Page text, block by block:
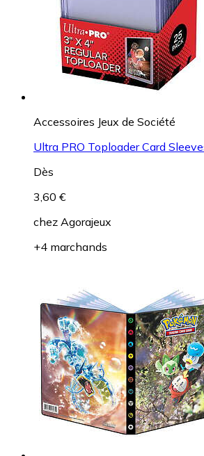
Accessoires Jeux de Société
Ultra PRO Toploader Card
Dès
3,60 €
chez Agorajeux
+4 marchands